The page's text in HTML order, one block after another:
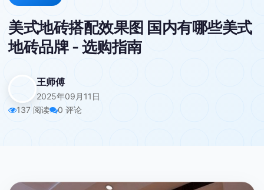
美式地砖搭配效果图 国内有哪些美式
地砖品牌 - 选购指南
王师傅
2025年09月11日
137 阅读
0 评论